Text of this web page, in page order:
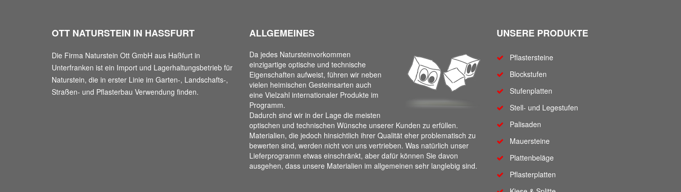
OTT NATURSTEIN IN HASSFURT
Die Firma Naturstein Ott GmbH aus Haßfurt in
Unterfranken ist ein Import und Lagerhaltungsbetrieb für
Naturstein, die in erster Linie im Garten-, Landschafts-,
Straßen- und Pflasterbau Verwendung finden.
ALLGEMEINES
Da jedes Natursteinvorkommen
einzigartige optische und technische
Eigenschaften aufweist, führen wir neben
vielen heimischen Gesteinsarten auch
eine Vielzahl internationaler Produkte im
Programm.
Dadurch sind wir in der Lage die meisten
optischen und technischen Wünsche unserer Kunden zu erfüllen.
Materialien, die jedoch hinsichtlich ihrer Qualität eher problematisch zu
bewerten sind, werden nicht von uns vertrieben. Was natürlich unser
Lieferprogramm etwas einschränkt, aber dafür können Sie davon
ausgehen, dass unsere Materialien im allgemeinen sehr langlebig sind.
UNSERE PRODUKTE
Pflastersteine
Blockstufen
Stufenplatten
Stell- und Legestufen
Palisaden
Mauersteine
Plattenbeläge
Pflasterplatten